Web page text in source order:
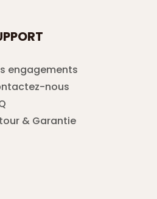
engagements
nous
& Garantie